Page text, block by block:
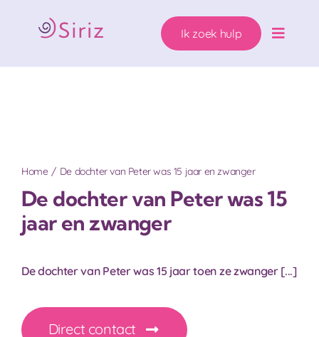
inhoud
Toggle
Wie helpen wij?
Over Siriz
Ik zoek hulp!
Ik zoek hulp
Home De dochter van Peter was 15 jaar en zwanger
De dochter van Peter was 15
jaar en zwanger
De dochter van Peter was 15 jaar toen ze zwanger [...]
Direct contact